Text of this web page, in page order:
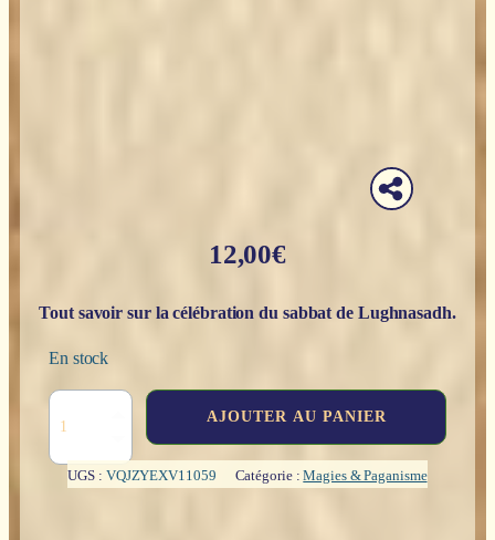
12,00€
Tout savoir sur la célébration du sabbat de Lughnasadh.
En stock
rituels,
AJOUTER AU PANIER
UGS : VQJZYEXV11059 Catégorie :Magies & Paganisme